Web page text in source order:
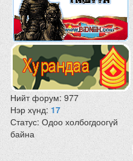
Нийт форум:977
Нэр хүнд:17
Статус:Одоо холбогдоогүй
байна